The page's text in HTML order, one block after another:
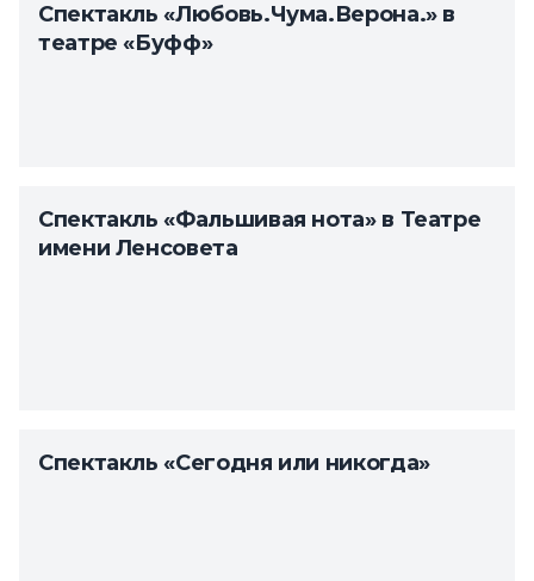
Спектакль «Любовь.Чума.Верона.» в
театре «Буфф»
Спектакль «Фальшивая нота» в Театре
имени Ленсовета
Спектакль «Сегодня или никогда»